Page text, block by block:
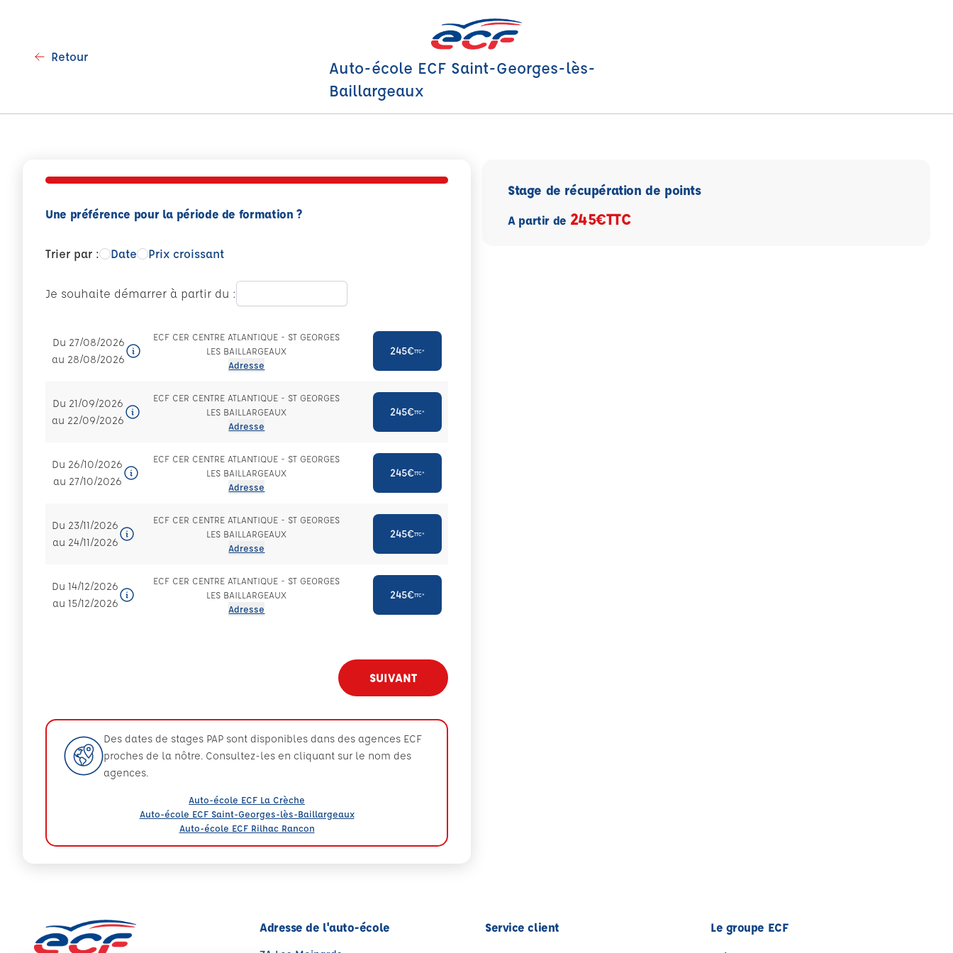
Retour
Auto-école ECF Saint-Georges-lès-
Baillargeaux
Une préférence pour la période de formation ?
Trier par : Date Prix croissant
Je souhaite démarrer à partir du :
Du 27/08/2026
au 28/08/2026
ECF CER CENTRE ATLANTIQUE - ST GEORGES
LES BAILLARGEAUX
Adresse
245€TTC*
Du 21/09/2026
au 22/09/2026
ECF CER CENTRE ATLANTIQUE - ST GEORGES
LES BAILLARGEAUX
Adresse
245€TTC*
Du 26/10/2026
au 27/10/2026
ECF CER CENTRE ATLANTIQUE - ST GEORGES
LES BAILLARGEAUX
Adresse
245€TTC*
Du 23/11/2026
au 24/11/2026
ECF CER CENTRE ATLANTIQUE - ST GEORGES
LES BAILLARGEAUX
Adresse
245€TTC*
Du 14/12/2026
au 15/12/2026
ECF CER CENTRE ATLANTIQUE - ST GEORGES
LES BAILLARGEAUX
Adresse
245€TTC*
SUIVANT
Des dates de stages PAP sont disponibles dans des agences ECF
proches de la nôtre. Consultez-les en cliquant sur le nom des
agences.
Auto-école ECF La Crèche
Auto-école ECF Saint-Georges-lès-Baillargeaux
Auto-école ECF Rilhac Rancon
Stage de récupération de points
A partir de 245€TTC
Adresse de l'auto-école Service client Le groupe ECF